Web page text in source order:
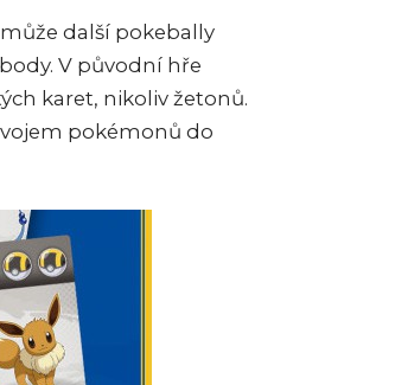
další pokebally
V původní hře
karet, nikoliv žetonů.
pokémonů do